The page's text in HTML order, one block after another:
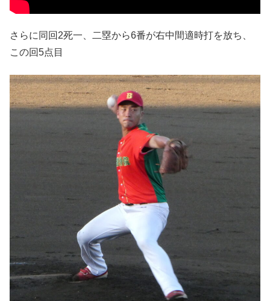
さらに同回2死一、二塁から6番が右中間適時打を放ち、
この回5点目